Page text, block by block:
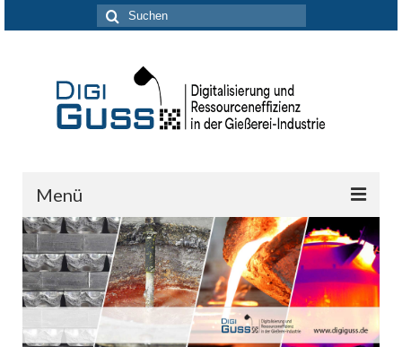
Suchen
Menü
DigiGuss-Netzwerk
Aktuelles
Forschung & Entwicklung